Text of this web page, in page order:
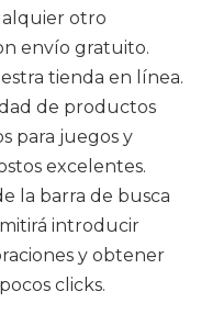
otro
envío gratuito.
tienda en línea.
de productos
para juegos y
excelentes.
la barra de busca
introducir
y obtener
clicks.